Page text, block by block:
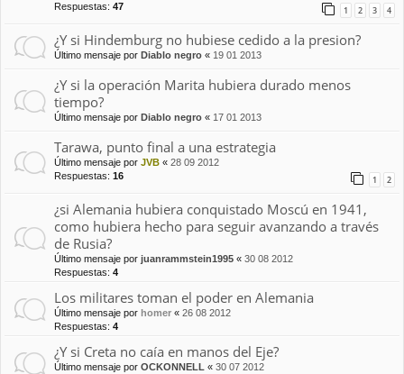
Respuestas: 47 1 2 3 4
¿Y si Hindemburg no hubiese cedido a la presion?
Último mensaje por Diablo negro « 19 01 2013
¿Y si la operación Marita hubiera durado menos
tiempo?
Último mensaje por Diablo negro « 17 01 2013
Tarawa, punto final a una estrategia
Último mensaje por JVB « 28 09 2012
Respuestas: 16 1 2
¿si Alemania hubiera conquistado Moscú en 1941,
como hubiera hecho para seguir avanzando a través
de Rusia?
Último mensaje por juanrammstein1995 « 30 08 2012
Respuestas: 4
Los militares toman el poder en Alemania
Último mensaje por homer « 26 08 2012
Respuestas: 4
¿Y si Creta no caía en manos del Eje?
Último mensaje por OCKONNELL « 30 07 2012